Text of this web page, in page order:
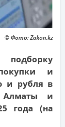
© Фото: Zakon.kz
и
и рубля в
Алматы и
года (на